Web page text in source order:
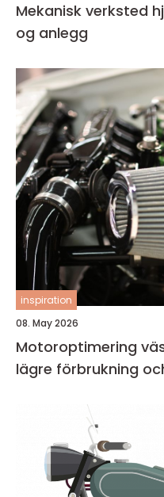
Mekanisk verksted hjertet i moderne industri
og anlegg
inspiration
08. May 2026
Motoroptimering
lägre förbrukning